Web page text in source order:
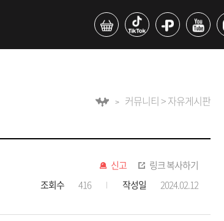
커뮤니티 > 자유게시판
신고
링크 복사하기
조회수
416 작성일 2024.02.12